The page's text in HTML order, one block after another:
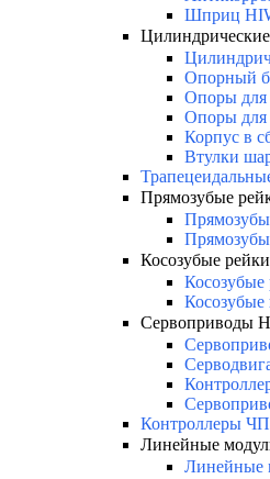
Шприц
Опорный
Опоры для
Опоры для
Корпус в
Втулки
Прямозубые
Косозубые
Косозубые
Косозубые
Сервоприводы
Контроллеры
Линейные
Линейные